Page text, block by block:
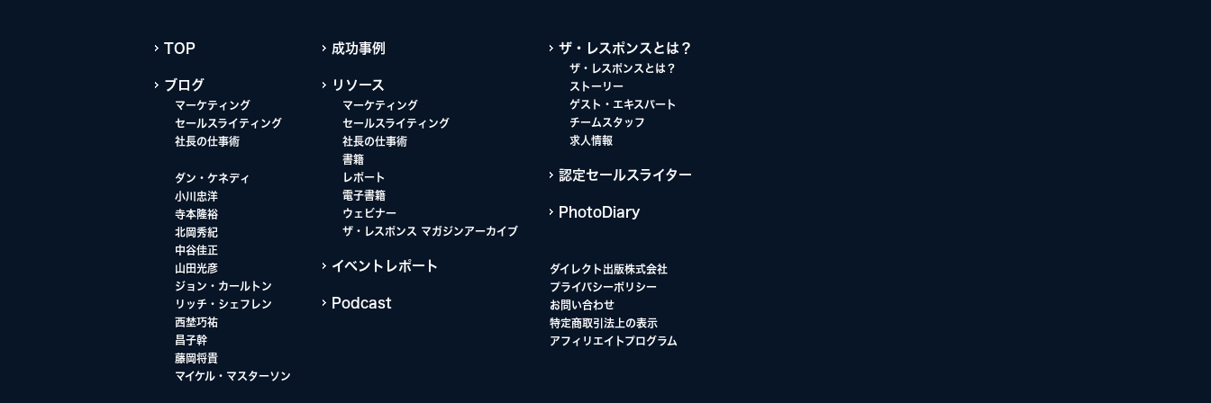
TOP
ブログ
マーケティング
セールスライティング
社長の仕事術
ダン・ケネディ
小川忠洋
寺本隆裕
北岡秀紀
中谷佳正
山田光彦
ジョン・カールトン
リッチ・シェフレン
西埜巧祐
昌子幹
藤岡将貴
マイケル・マスターソン
成功事例
リソース
マーケティング
セールスライティング
社長の仕事術
書籍
レポート
電子書籍
ウェビナー
ザ・レスポンス マガジンアーカイブ
イベントレポート
Podcast
ザ・レスポンスとは？
ザ・レスポンスとは？
ストーリー
ゲスト・エキスパート
チームスタッフ
求人情報
認定セールスライター
PhotoDiary
ダイレクト出版株式会社
プライバシーポリシー
お問い合わせ
特定商取引法上の表示
アフィリエイトプログラム